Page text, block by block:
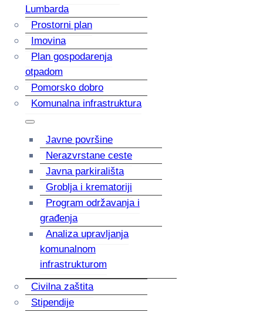
Lumbarda
Prostorni plan
Imovina
Plan gospodarenja
otpadom
Pomorsko dobro
Komunalna infrastruktura
Javne površine
Nerazvrstane ceste
Javna parkirališta
Groblja i krematoriji
Program održavanja i
građenja
Analiza upravljanja
komunalnom
infrastrukturom
Civilna zaštita
Stipendije